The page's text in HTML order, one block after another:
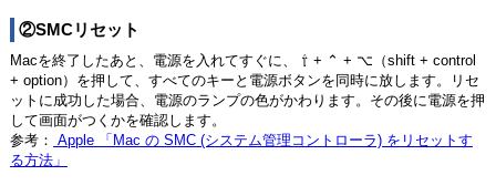
②SMCリセット
Macを終了したあと、電源を入れてすぐに、 ⇧ + ⌃ + ⌥（shift + control
+ option）を押して、すべてのキーと電源ボタンを同時に放します。リセ
ットに成功した場合、電源のランプの色がかわります。その後に電源を押
して画面がつくかを確認します。
参考： Apple 「Mac の SMC (システム管理コントローラ) をリセットす
る方法」